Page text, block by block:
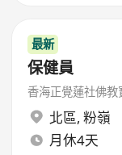
最新
保健員
香海正覺蓮社佛
北區, 粉嶺
月休4天